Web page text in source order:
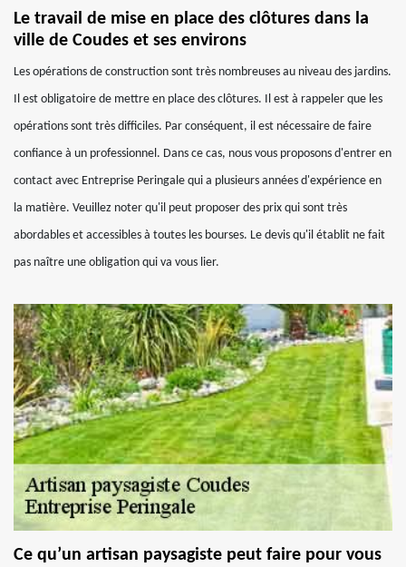
Le travail de mise en place des clôtures dans la
ville de Coudes et ses environs
Les opérations de construction sont très nombreuses au niveau des jardins.
Il est obligatoire de mettre en place des clôtures. Il est à rappeler que les
opérations sont très difficiles. Par conséquent, il est nécessaire de faire
confiance à un professionnel. Dans ce cas, nous vous proposons d'entrer en
contact avec Entreprise Peringale qui a plusieurs années d'expérience en
la matière. Veuillez noter qu'il peut proposer des prix qui sont très
abordables et accessibles à toutes les bourses. Le devis qu'il établit ne fait
pas naître une obligation qui va vous lier.
Ce qu’un artisan paysagiste peut faire pour vous